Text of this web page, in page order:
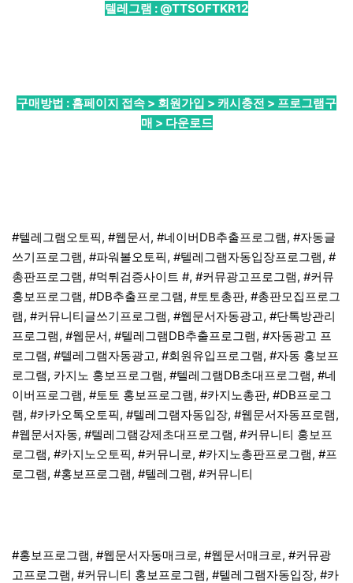
텔레그램 : @TTSOFTKR12
구매방법 : 홈페이지 접속 > 회원가입 > 캐시충전 > 프로그램구
매 > 다운로드
#텔레그램오토픽, #웹문서, #네이버DB추출프로그램, #자동글
쓰기프로그램, #파워볼오토픽, #텔레그램자동입장프로그램, #
총판프로그램, #먹튀검증사이트 #, #커뮤광고프로그램, #커뮤
홍보프로그램, #DB추출프로그램, #토토총판, #총판모집프로그
램, #커뮤니티글쓰기프로그램, #웹문서자동광고, #단톡방관리
프로그램, #웹문서, #텔레그램DB추출프로그램, #자동광고 프
로그램, #텔레그램자동광고, #회원유입프로그램, #자동 홍보프
로그램, 카지노 홍보프로그램, #텔레그램DB초대프로그램, #네
이버프로그램, #토토 홍보프로그램, #카지노총판, #DB프로그
램, #카카오톡오토픽, #텔레그램자동입장, #웹문서자동프로램,
#웹문서자동, #텔레그램강제초대프로그램, #커뮤니티 홍보프
로그램, #카지노오토픽, #커뮤니로, #카지노총판프로그램, #프
로그램, #홍보프로그램, #텔레그램, #커뮤니티
#홍보프로그램, #웹문서자동매크로, #웹문서매크로, #커뮤광
고프로그램, #커뮤니티 홍보프로그램, #텔레그램자동입장, #카